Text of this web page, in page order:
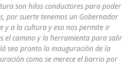
son hilos conductores para poder
por suerte tenemos un Gobernador
y a la cultura y eso nos permite ir
el camino y la herramienta para salir
sea pronto la inauguración de la
como se merece el barrio por